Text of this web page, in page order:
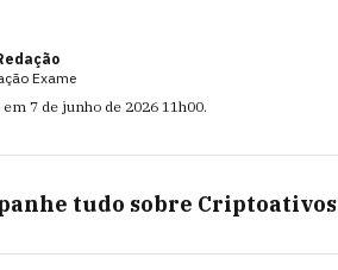
Exame
em7 de junho de 2026 11h00.
tudo sobre Criptoativos